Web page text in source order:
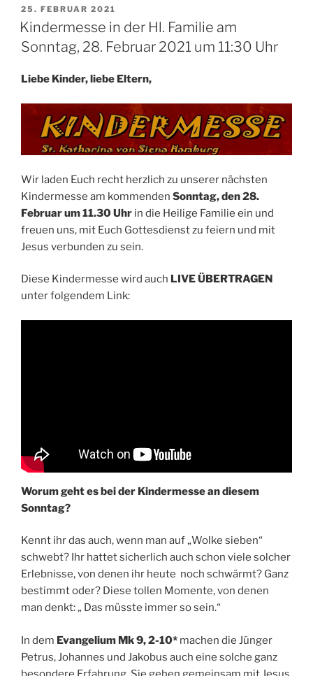
VERÖFFENTLICHT
AM
25. FEBRUAR 2021
Kindermesse in der Hl. Familie am
Sonntag, 28. Februar 2021 um 11:30 Uhr
Liebe Kinder, liebe Eltern,
Wir laden Euch recht herzlich zu unserer nächsten
Kindermesse am kommenden Sonntag, den 28.
Februar um 11.30 Uhr in die Heilige Familie ein und
freuen uns, mit Euch Gottesdienst zu feiern und mit
Jesus verbunden zu sein.
Diese Kindermesse wird auch LIVE ÜBERTRAGEN
unter folgendem Link:
Worum geht es bei der Kindermesse an diesem
Sonntag?
Kennt ihr das auch, wenn man auf „Wolke sieben“
schwebt? Ihr hattet sicherlich auch schon viele solcher
Erlebnisse, von denen ihr heute noch schwärmt? Ganz
bestimmt oder? Diese tollen Momente, von denen
man denkt: „ Das müsste immer so sein.“
In dem Evangelium Mk 9, 2-10* machen die Jünger
Petrus, Johannes und Jakobus auch eine solche ganz